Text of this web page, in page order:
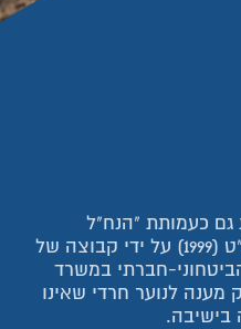
גם כעמותת "הנח"ל
החרדי") הוקמה בשנת התשנ"ט (1999) על ידי קבוצה של
חברתי במשרד
לנוער חרדי שאינו
בישיבה.